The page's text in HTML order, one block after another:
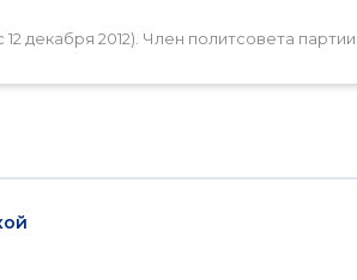
декабря 2012). Член политсовета партии